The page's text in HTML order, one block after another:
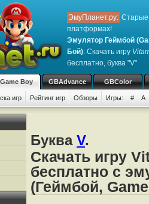
ЭмуПланет.ру: Старые
платформах!
Эмулятор Геймбой
Бой): Скачать игру
бесплатно, буква "V"
Game Boy GBAdvance GBColor
игр Рейтинг игр Обзоры Игры: # A
Буква V.
Скачать игру
бесплатно с
(Геймбой,